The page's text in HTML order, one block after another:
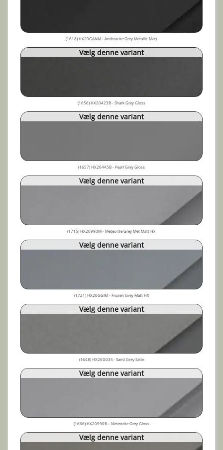
(1618) HX20GANM - Anthracite Grey Metallic Matt
Vælg denne variant
(1656) HX20423B - Shark Grey Gloss
Vælg denne variant
(1657) HX20445B - Pearl Grey Gloss
Vælg denne variant
(1715) HX20990M - Meteorite Grey Met Matt HX
Vælg denne variant
(1721) HX20GGIM - Frozen Grey Matt HX
Vælg denne variant
(1648) HX20G03S - Santi Grey Satin
Vælg denne variant
(1666) HX20990B – Meteorite Grey Gloss
Vælg denne variant